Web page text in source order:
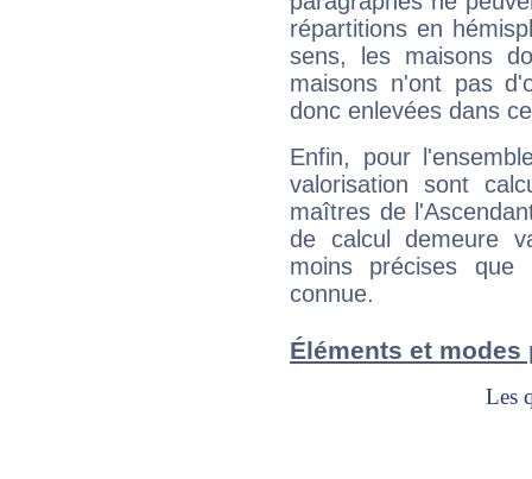
répartitions en
sens, les maisons
maisons n'ont pas
donc enlevées dans
Enfin, pour
valorisation sont
maîtres de
de calcul demeure
moins précises que
connue.
Éléments et modes